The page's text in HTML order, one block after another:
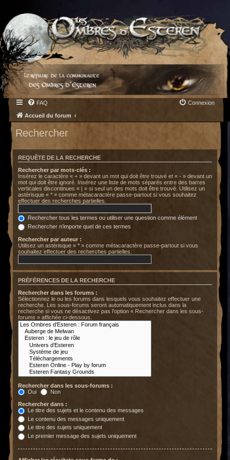
FAQ Connexion
Accueil du forum
Rechercher
REQUÊTE DE LA RECHERCHE
Rechercher par mots-clés :
Insérez le caractère « + » devant un mot qui doit être trouvé et « - » devant un
mot qui doit être ignoré. Insérez une liste de mots séparés entre des barres
verticales discontinues « | » si seul un des mots doit être trouvé. Utilisez un
astérisque « * » comme métacaractère passe-partout si vous souhaitez
effectuer des recherches partielles.
Rechercher tous les termes ou utiliser une question comme élément
Rechercher n’importe quel de ces termes
Rechercher par auteur :
Utilisez un astérisque « * » comme métacaractère passe-partout si vous
souhaitez effectuer des recherches partielles.
PRÉFÉRENCES DE LA RECHERCHE
Rechercher dans les forums :
Sélectionnez le ou les forums dans lesquels vous souhaitez effectuer une
recherche. Les sous-forums seront automatiquement inclus dans la
recherche si vous ne désactivez pas l’option « Rechercher dans les sous-
forums » affichée ci-dessous.
Rechercher dans les sous-forums :
Oui
Non
Rechercher dans :
Le titre des sujets et le contenu des messages
Le contenu des messages uniquement
Le titre des sujets uniquement
Le premier message des sujets uniquement